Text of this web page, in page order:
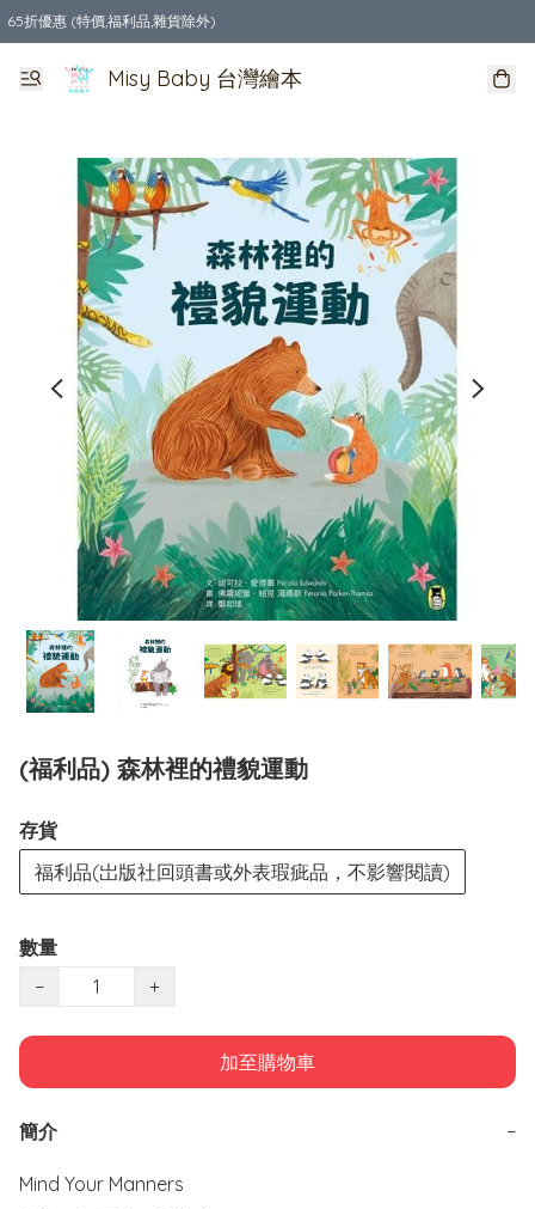
65折優惠 (特價,福利品,雜貨除外)
全店購物滿$550，免運費
Misy Baby 台灣繪本
(福利品) 森林裡的禮貌運動
存貨
福利品(岀版社回頭書或外表瑕疵品，不影響閱讀)
數量
−
+
加至購物車
簡介 −
Mind Your Manners